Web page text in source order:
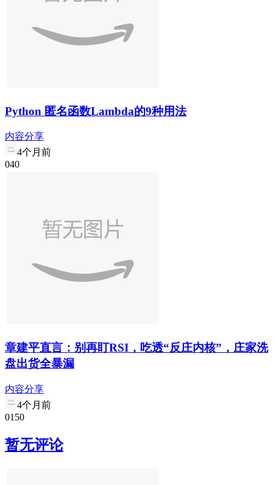
Python 匿名函数Lambda的9种用法
内容分享
4个月前
040
章建平直言：别再盯RSI，吃透“反庄内核”，庄家洗
盘出货全暴漏
内容分享
4个月前
0150
暂无评论